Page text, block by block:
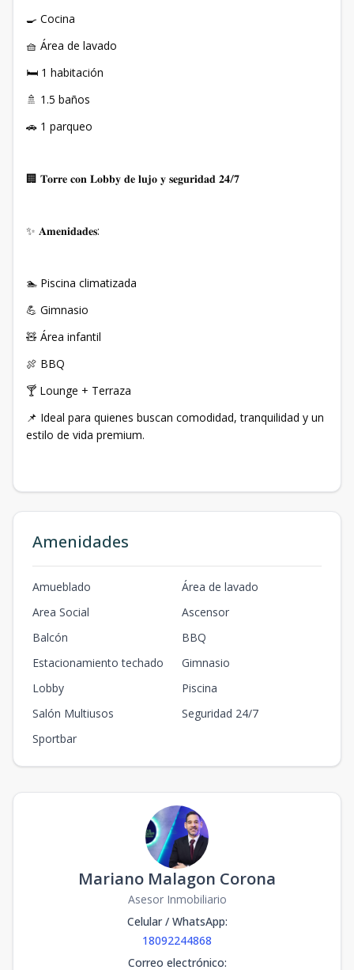
🍳 Cocina
🧺 Área de lavado
🛏️ 1 habitación
🚿 1.5 baños
🚗 1 parqueo
🏢 𝐓𝐨𝐫𝐫𝐞 𝐜𝐨𝐧 𝐋𝐨𝐛𝐛𝐲 𝐝𝐞 𝐥𝐮𝐣𝐨 𝐲 𝐬𝐞𝐠𝐮𝐫𝐢𝐝𝐚𝐝 𝟐𝟒/𝟕
✨ 𝐀𝐦𝐞𝐧𝐢𝐝𝐚𝐝𝐞𝐬:
🏊 Piscina climatizada
💪 Gimnasio
🧸 Área infantil
🍖 BBQ
🍸 Lounge + Terraza
📌 Ideal para quienes buscan comodidad, tranquilidad y un
estilo de vida premium.
Amenidades
Amueblado
Área de lavado
Area Social
Ascensor
Balcón
BBQ
Estacionamiento techado
Gimnasio
Lobby
Piscina
Salón Multiusos
Seguridad 24/7
Sportbar
Mariano Malagon Corona
Asesor Inmobiliario
Celular / WhatsApp:
18092244868
Correo electrónico: